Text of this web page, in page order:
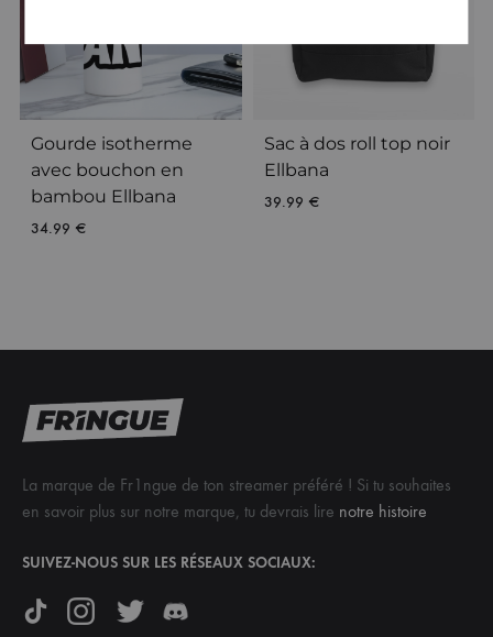
Gourde isotherme
avec bouchon en
bambou Ellbana
34.99 €
Sac à dos roll top noir
Ellbana
39.99 €
La marque de Fr1ngue de ton streamer préféré ! Si tu souhaites
en savoir plus sur notre marque, tu devrais lire notre histoire
SUIVEZ-NOUS SUR LES RÉSEAUX SOCIAUX: